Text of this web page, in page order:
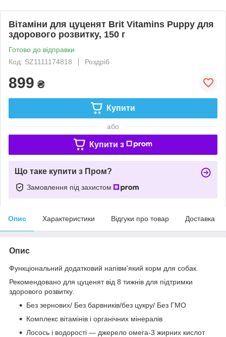
Вітаміни для цуценят Brit Vitamins Puppy для
здорового розвитку, 150 г
Готово до відправки
Код: SZ1111174818
Роздріб
899 ₴
Купити
або
Купити з
Що таке купити з Пром?
Замовлення під захистом
Опис Характеристики Відгуки про товар Доставка
Опис
Функціональний додатковий напівм'який корм для собак.
Рекомендовано для цуценят від 8 тижнів для підтримки
здорового розвитку.
Без зернових/ Без барвників/без цукру/ Без ГМО
Комплекс вітамінів і органічних мінералів
Лосось і водорості — джерело омега-3 жирних кислот